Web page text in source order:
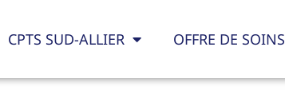
CPTS SUD-ALLIER OFFRE DE SOINS